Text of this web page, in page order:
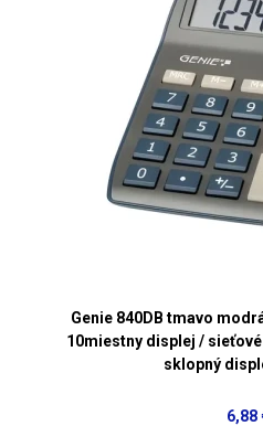
Genie 840DB tmavo
10miestny displej /
sklopný
6,88